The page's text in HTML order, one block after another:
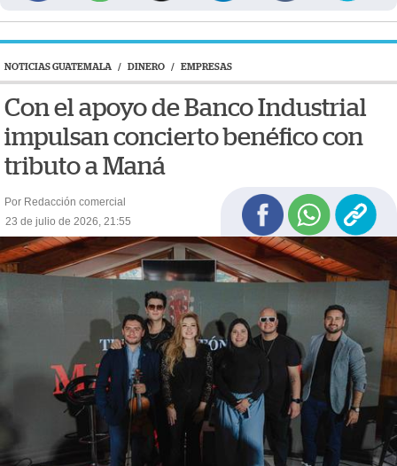
NOTICIAS GUATEMALA / DINERO / EMPRESAS
Con el apoyo de Banco Industrial
impulsan concierto benéfico con
tributo a Maná
Por Redacción comercial
23 de julio de 2026, 21:55